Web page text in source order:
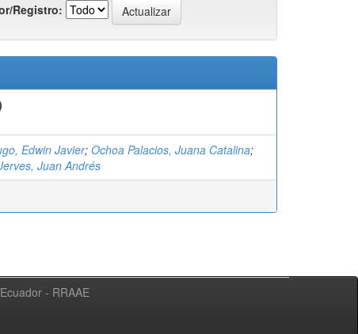
Registro:
Edwin Javier; Ochoa Palacios, Juana Catalina;
Juan Andrés
- RRAAE